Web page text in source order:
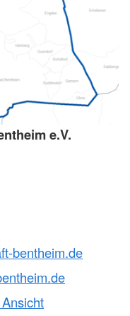
e.V.
bentheim.de